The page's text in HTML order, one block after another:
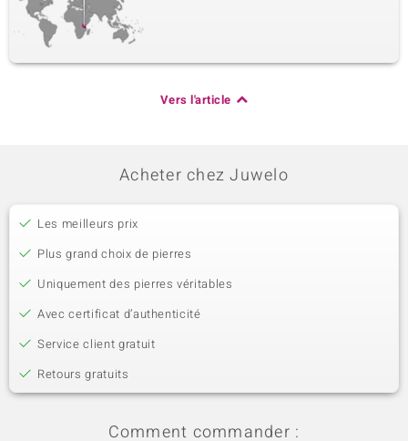
Vers l'article
Acheter chez Juwelo
Les meilleurs prix
Plus grand choix de pierres
Uniquement des pierres véritables
Avec certificat d’authenticité
Service client gratuit
Retours gratuits
Comment commander :